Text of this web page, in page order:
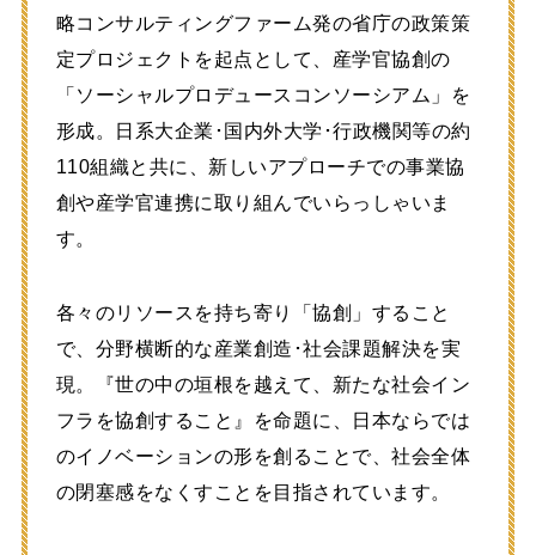
略コンサルティングファーム発の省庁の政策策
定プロジェクトを起点として、産学官協創の
「ソーシャルプロデュースコンソーシアム」を
形成。日系大企業･国内外大学･行政機関等の約
110組織と共に、新しいアプローチでの事業協
創や産学官連携に取り組んでいらっしゃいま
す。
各々のリソースを持ち寄り「協創」すること
で、分野横断的な産業創造･社会課題解決を実
現。『世の中の垣根を越えて、新たな社会イン
フラを協創すること』を命題に、日本ならでは
のイノベーションの形を創ることで、社会全体
の閉塞感をなくすことを目指されています。